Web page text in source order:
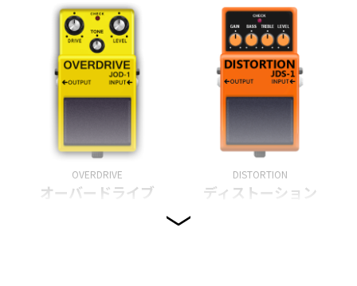
OVERDRIVE
オーバードライブ
DISTORTION
ディストーション